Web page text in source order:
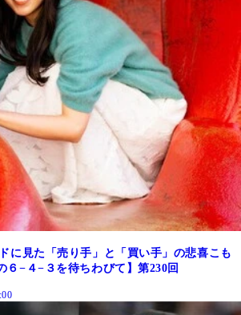
に見た「売り手」と「買い手」の悲喜こも
６−４−３を待ちわびて】第230回